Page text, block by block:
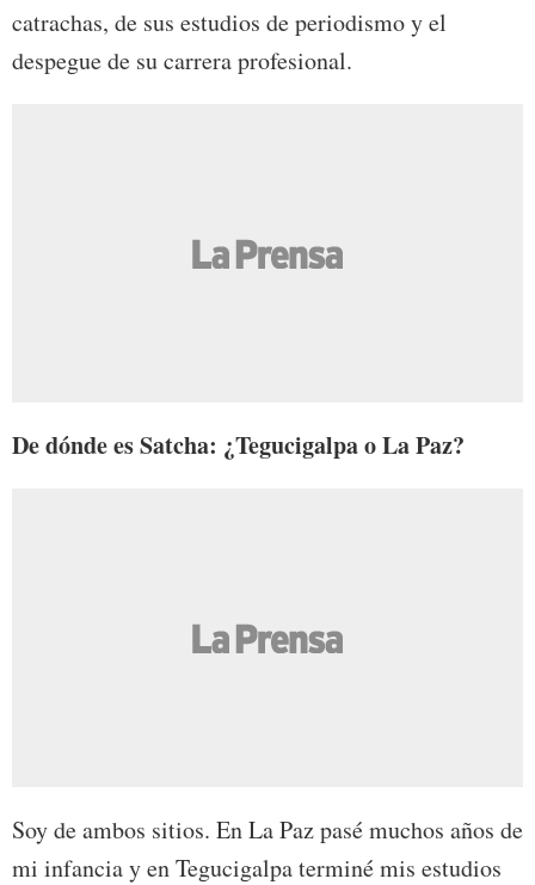
catrachas, de sus estudios de periodismo y el
despegue de su carrera profesional.
De dónde es Satcha: ¿Tegucigalpa o La Paz?
Soy de ambos sitios. En La Paz pasé muchos años de
mi infancia y en Tegucigalpa terminé mis estudios